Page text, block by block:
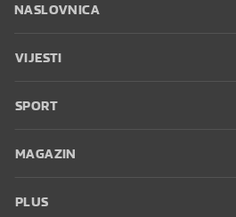
NASLOVNICA
VIJESTI
SPORT
MAGAZIN
PLUS